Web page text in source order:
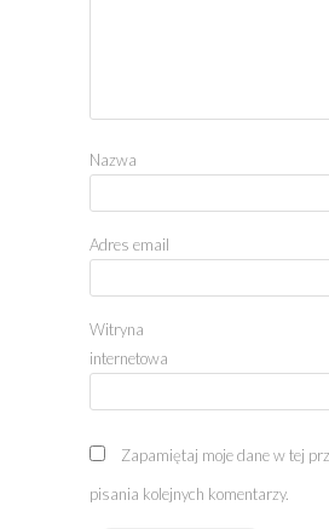
Nazwa
Adres email
Witryna
internetowa
Zapamiętaj moje dane w tej
pisania kolejnych komentarzy.